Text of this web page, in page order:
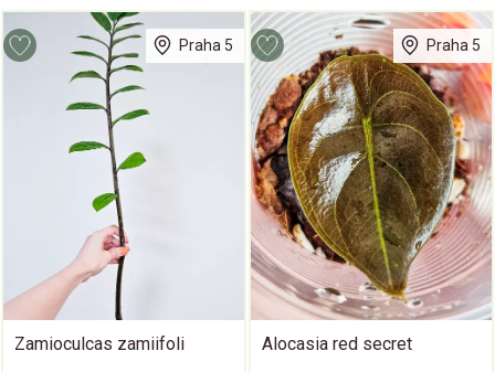
Praha 5
Zamioculcas zamiifoli
Praha 5
Alocasia red secret